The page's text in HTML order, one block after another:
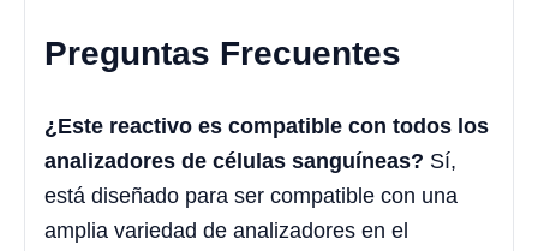
Preguntas Frecuentes
¿Este reactivo es compatible con todos los
analizadores de células sanguíneas? Sí,
está diseñado para ser compatible con una
amplia variedad de analizadores en el